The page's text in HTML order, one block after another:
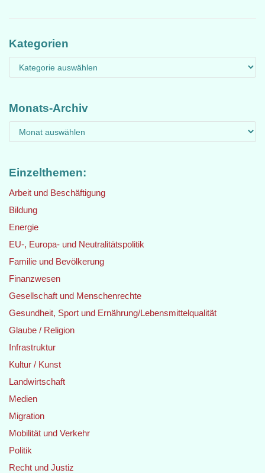
Kategorien
Monats-Archiv
Einzelthemen:
Arbeit und Beschäftigung
Bildung
Energie
EU-, Europa- und Neutralitätspolitik
Familie und Bevölkerung
Finanzwesen
Gesellschaft und Menschenrechte
Gesundheit, Sport und Ernährung/Lebensmittelqualität
Glaube / Religion
Infrastruktur
Kultur / Kunst
Landwirtschaft
Medien
Migration
Mobilität und Verkehr
Politik
Recht und Justiz